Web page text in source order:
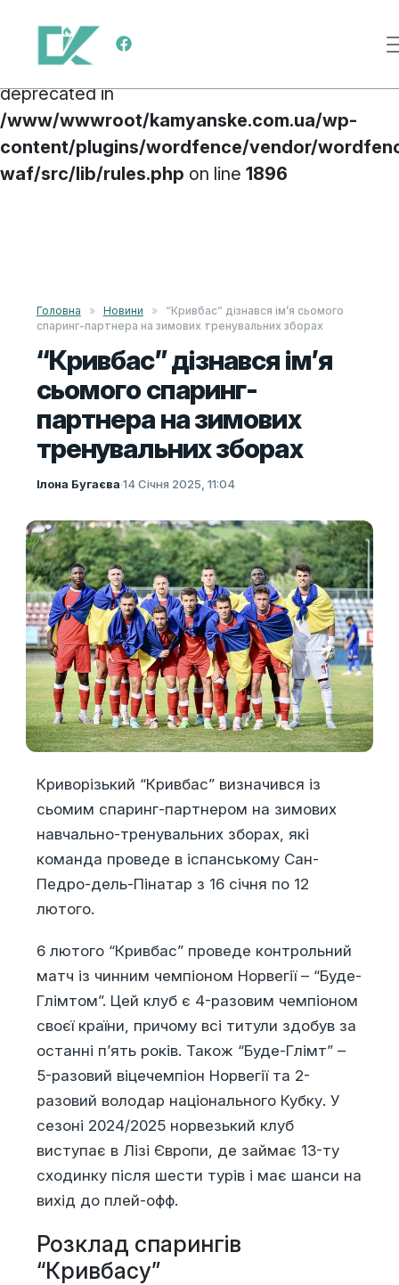
Deprecated
: preg_replace(): Passing null to
parameter #3 ($subject) of type array|string is
deprecated in
/www/wwwroot/kamyanske.com.ua/wp-
content/plugins/wordfence/vendor/
waf/src/lib/rules.php on line 1896
Main Navigation
Головна » Новини »
“Кривбас” дізнався ім’я сьомого
спаринг-партнера на зимових тренувальних зборах
“Кривбас” дізнався ім’я
сьомого спаринг-
партнера на зимових
тренувальних зборах
Ілона Бугаєва·14 Січня 2025, 11:04
Криворізький “Кривбас” визначився із
сьомим спаринг-партнером на зимових
навчально-тренувальних зборах, які
команда проведе в іспанському Сан-
Педро-дель-Пінатар з 16 січня по 12
лютого.
6 лютого “Кривбас” проведе контрольний
матч із чинним чемпіоном Норвегії – “Буде-
Глімтом”. Цей клуб є 4-разовим чемпіоном
своєї країни, причому всі титули здобув за
останні п’ять років. Також “Буде-Глімт” –
5-разовий віцечемпіон Норвегії та 2-
разовий володар національного Кубку. У
сезоні 2024/2025 норвезький клуб
виступає в Лізі Європи, де займає 13-ту
сходинку після шести турів і має шанси на
вихід до плей-офф.
Розклад спарингів
“Кривбасу”